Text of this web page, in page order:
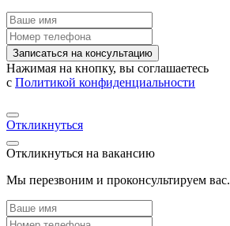
Записаться на консультацию
Нажимая на кнопку, вы соглашаетесь
с Политикой конфиденциальности
Откликнуться
Откликнуться на вакансию
Мы перезвоним и проконсультируем вас.